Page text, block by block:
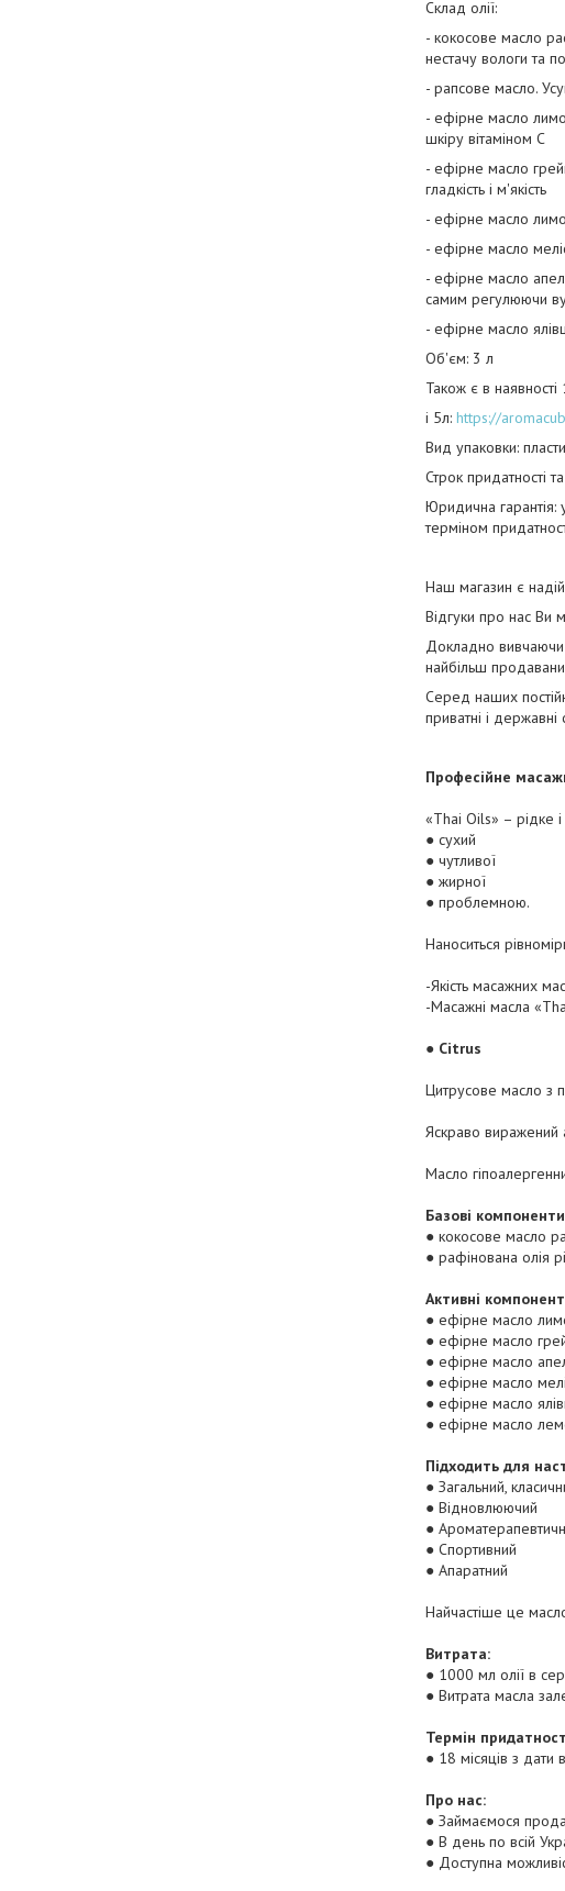
Склад олії:
- кокосове масло
нестачу вологи та
- рапсове масло.
- ефірне масло
шкіру вітаміном С
- ефірне масло
гладкість і м'якість
- ефірне масло
- ефірне масло
- ефірне масло
самим регулюючи
- ефірне масло
Об'єм: 3 л
Також є в наявності
і 5л: https://
Вид упаковки:
Строк придатності
Юридична
терміном
Наш магазин є
Відгуки про нас Ви
Докладно
найбільш
Серед наших
приватні і державні
Професійне
«Thai Oils» – рідке
● сухий
● чутливої
● жирної
● проблемною.
Наноситься
-Якість масажних
-Масажні масла
● Citrus
Цитрусове масло з
Яскраво виражений
Масло
Базові компоненти
● кокосове масло
● рафінована олія
Активні
● ефірне масло
● ефірне масло
● ефірне масло
● ефірне масло
● ефірне масло
● ефірне масло
Підходить для
● Загальний,
● Відновлюючий
●
● Спортивний
● Апаратний
Найчастіше це
Витрата:
● 1000 мл олії в
● Витрата масла
Термін
● 18 місяців з дати
Про нас:
● Займаємося
● В день по всій
● Доступна